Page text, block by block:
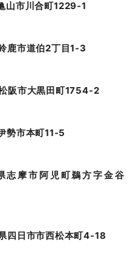
山市川合町1229-1
鹿市道伯2丁目1-3
阪市大黒田町1754-2
勢市本町11-5
志摩市阿児町鵜方字金谷
四日市市西松本町4-18